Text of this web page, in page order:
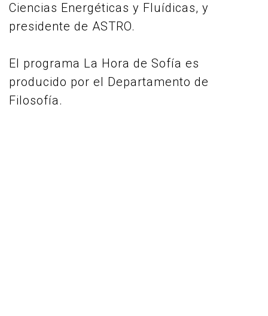
Ciencias Energéticas y Fluídicas, y
presidente de ASTRO.
El programa La Hora de Sofía es
producido por el Departamento de
Filosofía.